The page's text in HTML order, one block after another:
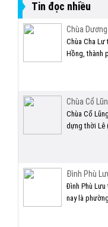
Tin đọc nhiều
Chùa
Chùa Cha
Hồng, thành
Chùa Cổ
Chùa Cổ
dựng thời Lê
Đình Phù
Đình Phù
nay là